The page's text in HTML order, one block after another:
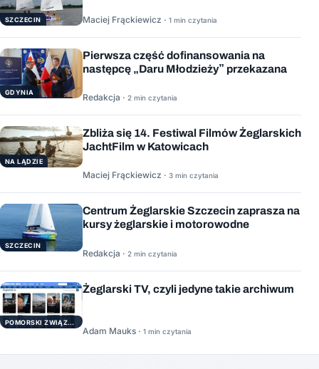
SZCZECIN Maciej Frąckiewicz · 1 min czytania
GDYNIA
Pierwsza część dofinansowania na
następcę „Daru Młodzieży” przekazana
Redakcja · 2 min czytania
NA LĄDZIE
Zbliża się 14. Festiwal Filmów Żeglarskich
JachtFilm w Katowicach
Maciej Frąckiewicz · 3 min czytania
SZCZECIN
Centrum Żeglarskie Szczecin zaprasza na
kursy żeglarskie i motorowodne
Redakcja · 2 min czytania
POMORSKI ZWIĄZEK ŻEGLARSKI
Żeglarski TV, czyli jedyne takie archiwum
Adam Mauks · 1 min czytania